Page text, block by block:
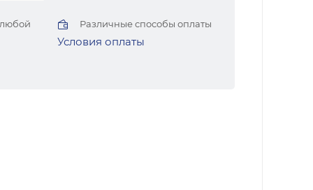
Различные способы оплаты
Условия оплаты